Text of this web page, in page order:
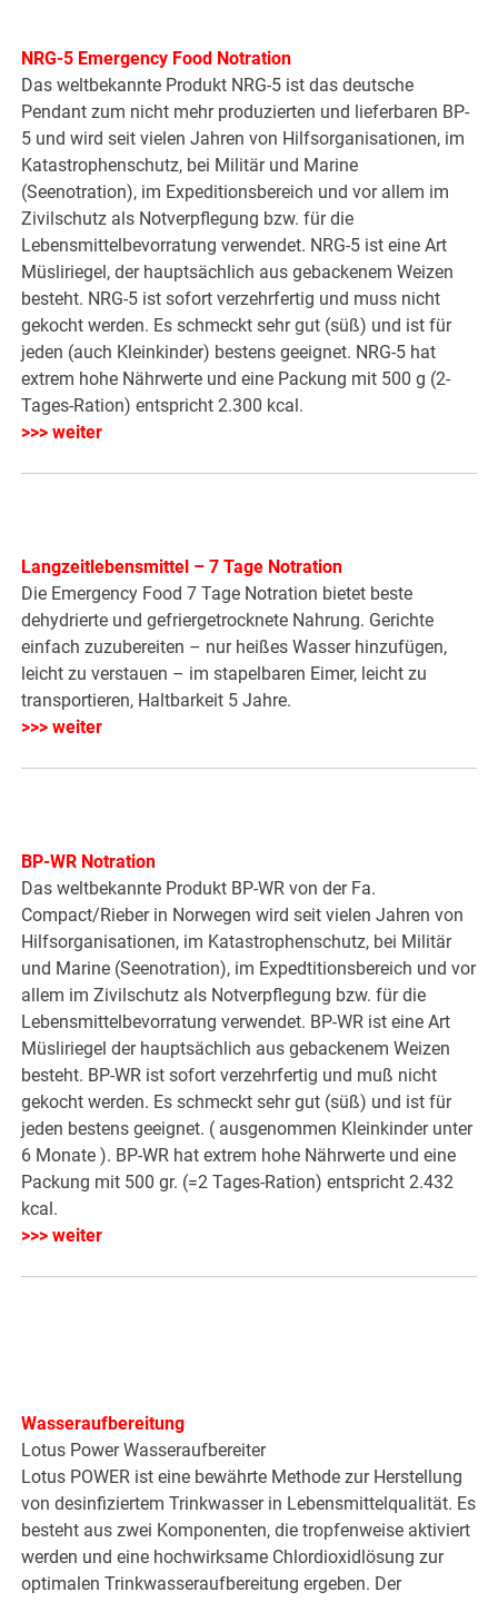
NRG-5 Emergency Food Notration
Das weltbekannte Produkt NRG-5 ist das deutsche
Pendant zum nicht mehr produzierten und lieferbaren BP-
5 und wird seit vielen Jahren von Hilfsorganisationen, im
Katastrophenschutz, bei Militär und Marine
(Seenotration), im Expeditionsbereich und vor allem im
Zivilschutz als Notverpflegung bzw. für die
Lebensmittelbevorratung verwendet. NRG-5 ist eine Art
Müsliriegel, der hauptsächlich aus gebackenem Weizen
besteht. NRG-5 ist sofort verzehrfertig und muss nicht
gekocht werden. Es schmeckt sehr gut (süß) und ist für
jeden (auch Kleinkinder) bestens geeignet. NRG-5 hat
extrem hohe Nährwerte und eine Packung mit 500 g (2-
Tages-Ration) entspricht 2.300 kcal.
>>> weiter
Langzeitlebensmittel – 7 Tage Notration
Die Emergency Food 7 Tage Notration bietet beste
dehydrierte und gefriergetrocknete Nahrung. Gerichte
einfach zuzubereiten – nur heißes Wasser hinzufügen,
leicht zu verstauen – im stapelbaren Eimer, leicht zu
transportieren, Haltbarkeit 5 Jahre.
>>> weiter
BP-WR Notration
Das weltbekannte Produkt BP-WR von der Fa.
Compact/Rieber in Norwegen wird seit vielen Jahren von
Hilfsorganisationen, im Katastrophenschutz, bei Militär
und Marine (Seenotration), im Expedtitionsbereich und vor
allem im Zivilschutz als Notverpflegung bzw. für die
Lebensmittelbevorratung verwendet. BP-WR ist eine Art
Müsliriegel der hauptsächlich aus gebackenem Weizen
besteht. BP-WR ist sofort verzehrfertig und muß nicht
gekocht werden. Es schmeckt sehr gut (süß) und ist für
jeden bestens geeignet. ( ausgenommen Kleinkinder unter
6 Monate ). BP-WR hat extrem hohe Nährwerte und eine
Packung mit 500 gr. (=2 Tages-Ration) entspricht 2.432
kcal.
>>> weiter
Wasseraufbereitung
Lotus Power Wasseraufbereiter
Lotus POWER ist eine bewährte Methode zur Herstellung
von desinfiziertem Trinkwasser in Lebensmittelqualität. Es
besteht aus zwei Komponenten, die tropfenweise aktiviert
werden und eine hochwirksame Chlordioxidlösung zur
optimalen Trinkwasseraufbereitung ergeben. Der